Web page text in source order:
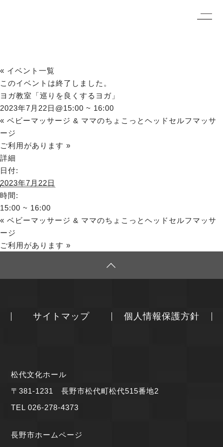
« イベント一覧
このイベントは終了しました。
ヨガ教室「巡りを良くするヨガ」
2023年7月22日@15:00 ~ 16:00
« ベビーマッサージ & ママのちょこっとヘッドセルフマッサ
ージ
ご利用があります »
詳細
日付:
2023年7月22日
時間:
15:00 ~ 16:00
« ベビーマッサージ & ママのちょこっとヘッドセルフマッサ
ージ
ご利用があります »
サイトマップ 個人情報保護方針
松代文化ホール
〒381-1231 長野市松代町松代515番地2
TEL 026-278-4373
長野市ホームページ